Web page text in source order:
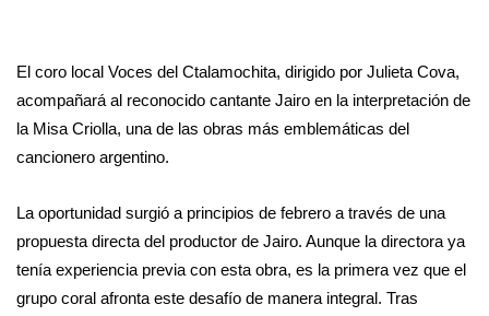
El coro local Voces del Ctalamochita, dirigido por Julieta Cova,
acompañará al reconocido cantante Jairo en la interpretación de
la Misa Criolla, una de las obras más emblemáticas del
cancionero argentino.
La oportunidad surgió a principios de febrero a través de una
propuesta directa del productor de Jairo. Aunque la directora ya
tenía experiencia previa con esta obra, es la primera vez que el
grupo coral afronta este desafío de manera integral. Tras